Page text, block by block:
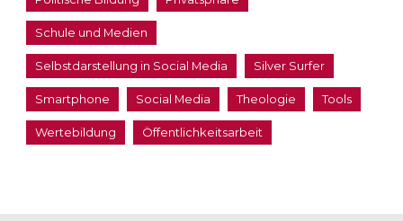
Schule und Medien
Selbstdarstellung in Social Media Silver Surfer
Smartphone Social Media Theologie Tools
Wertebildung Öffentlichkeitsarbeit